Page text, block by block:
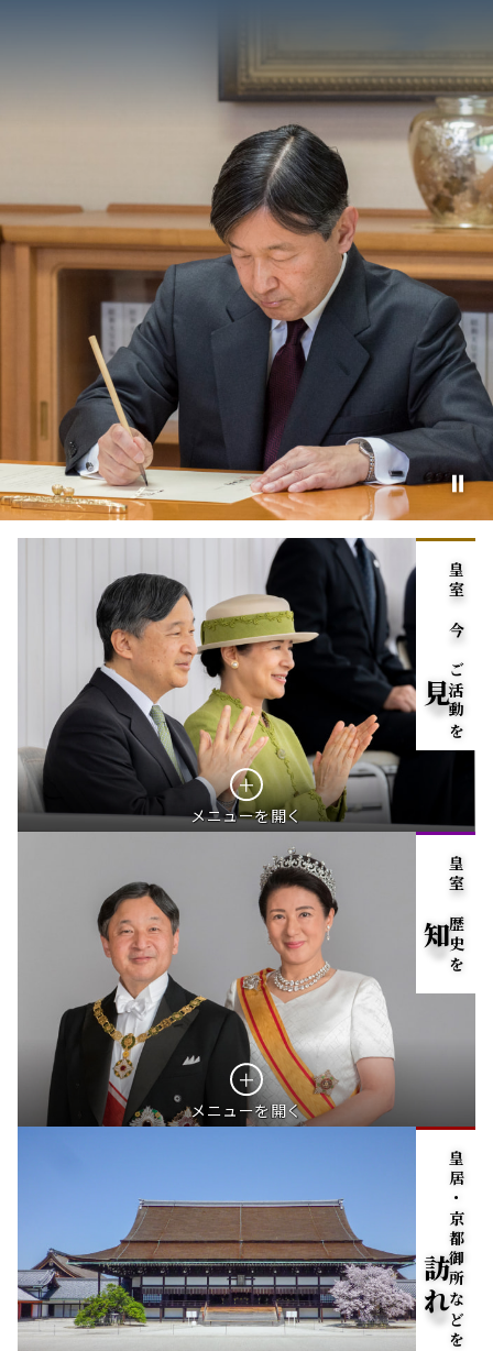
皇室の今のご活動を
見る
メニューを開く
皇室の歴史を
知る
メニューを開く
皇居・京都御所などを
訪れる